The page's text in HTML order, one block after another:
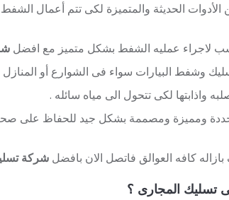
الحديثة والمتميزة لكى تتم أعمال
لاجراء عمليه الشفط بشكل متميز مع افضل
وشفط البيارات سواء فى الشوارع أو المنازل
واذابتها لكى تتحول الى مياه سائله .
ومميزة ومصممة بشكل جيد للحفاظ على صحة
كافه العوالق فاتصل الان بافضل شركة
تسليك المجارى ؟